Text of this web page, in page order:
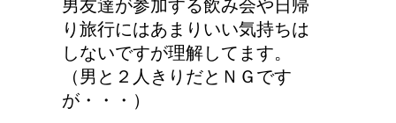
男友達が参加する飲み会や日帰
り旅行にはあまりいい気持ちは
しないですが理解してます。
（男と２人きりだとＮＧです
が・・・）